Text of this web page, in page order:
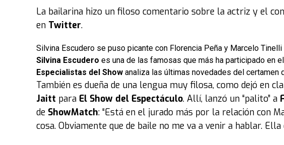
La bailarina hizo un filoso comentario sobre la actriz y el
en Twitter.
Silvina Escudero se puso picante con Florencia Peña y Marcelo
Silvina Escudero es una de las famosas que más ha participado en
Especialistas del Show analiza las últimas novedades del certamen
También es dueña de una lengua muy filosa, como dejó en
Jaitt para El Show del Espectáculo. Allí, lanzó un “palito” a
de ShowMatch: “Está en el jurado más por la relación con
cosa. Obviamente que de baile no me va a venir a hablar.